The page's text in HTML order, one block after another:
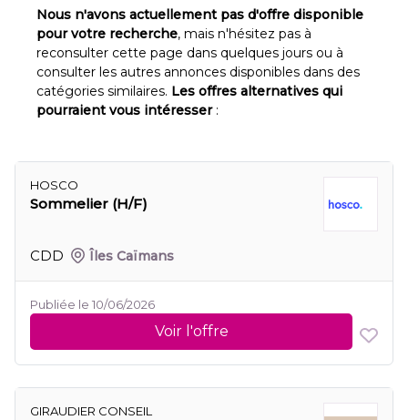
Nous n'avons actuellement pas d'offre disponible
pour votre recherche, mais n'hésitez pas à
reconsulter cette page dans quelques jours ou à
consulter les autres annonces disponibles dans des
catégories similaires. Les offres alternatives qui
pourraient vous intéresser:
HOSCO
Sommelier (H/F)
CDD Îles Caïmans
Publiée le 10/06/2026
Voir l'offre
GIRAUDIER CONSEIL